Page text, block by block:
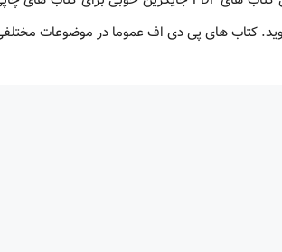
کتاب های پی دی اف عموما در موضوعات